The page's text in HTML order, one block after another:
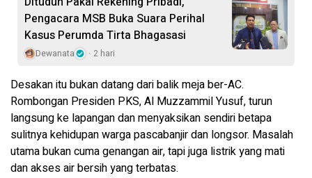
Pengacara MSB Buka Suara Perihal
Kasus Perumda Tirta Bhagasasi
Dewanata 2 hari
Desakan itu bukan datang dari balik meja ber-AC.
Rombongan Presiden PKS, Al Muzzammil Yusuf, turun
langsung ke lapangan dan menyaksikan sendiri betapa
sulitnya kehidupan warga pascabanjir dan longsor. Masalah
utama bukan cuma genangan air, tapi juga listrik yang mati
dan akses air bersih yang terbatas.